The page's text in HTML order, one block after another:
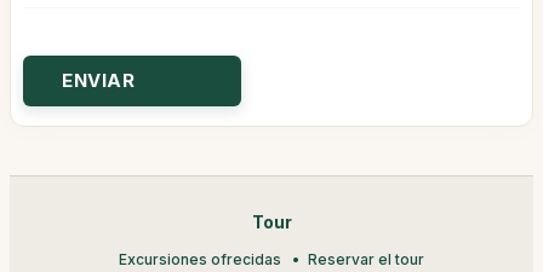
Tour
Excursiones ofrecidas Reservar el tour